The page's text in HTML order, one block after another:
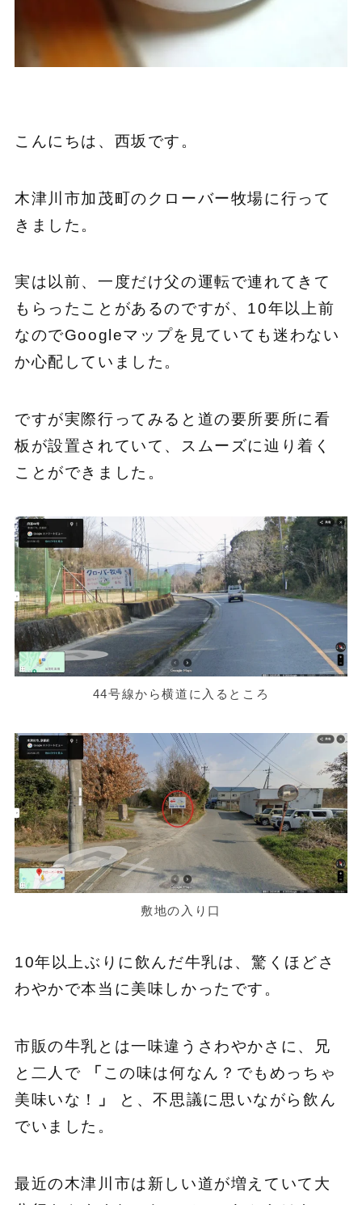
こんにちは、西坂です。
木津川市加茂町のクローバー牧場に行って
きました。
実は以前、一度だけ父の運転で連れてきて
もらったことがあるのですが、10年以上前
なのでGoogleマップを見ていても迷わない
か心配していました。
ですが実際行ってみると道の要所要所に看
板が設置されていて、スムーズに辿り着く
ことができました。
44号線から横道に入るところ
敷地の入り口
10年以上ぶりに飲んだ牛乳は、驚くほどさ
わやかで本当に美味しかったです。
市販の牛乳とは一味違うさわやかさに、兄
と二人で
「 この味は何なん？でもめっちゃ
美味いな！
」
と、不思議に思いながら飲ん
でいました。
最近の木津川市は新しい道が増えていて大